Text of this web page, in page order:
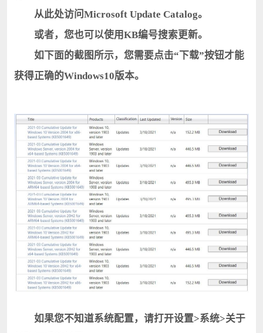
从此处访问Microsoft Update Catalog。
或者，您也可以使用KB编号搜索更新。
如下面的截图所示，您需要点击“下载”按钮才能
获得正确的Windows10版本。
如果您不知道系统配置，请打开设置>系统>关于